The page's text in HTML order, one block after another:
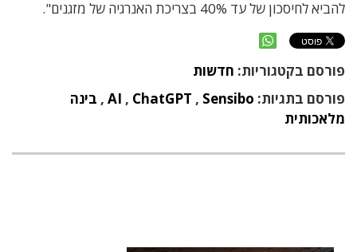
להביא לחיסכון של עד 40% בצריכת האנרגיה של מזגנים".
פורסם בקטגוריות: חדשות
פורסם בתגיות:
AI , ChatGPT , Sensibo
, בינה
מלאכותית